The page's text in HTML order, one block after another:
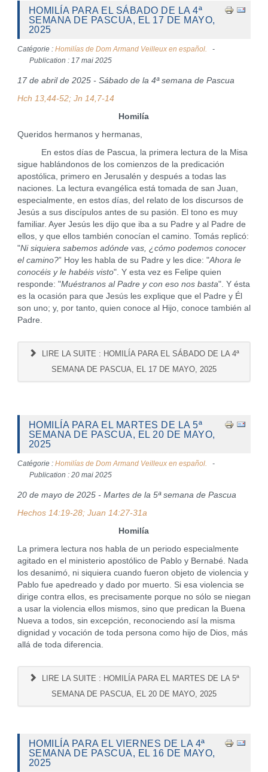
HOMILÍA PARA EL SÁBADO DE LA 4ª
SEMANA DE PASCUA, EL 17 DE MAYO,
2025
Catégorie : Homilías de Dom Armand Veilleux en español.
Publication : 17 mai 2025
17 de abril de 2025 - Sábado de la 4ª semana de Pascua
Hch 13,44-52; Jn 14,7-14
Homilía
Queridos hermanos y hermanas,
En estos días de Pascua, la primera lectura de la Misa
sigue hablándonos de los comienzos de la predicación
apostólica, primero en Jerusalén y después a todas las
naciones. La lectura evangélica está tomada de san Juan,
especialmente, en estos días, del relato de los discursos de
Jesús a sus discípulos antes de su pasión. El tono es muy
familiar. Ayer Jesús les dijo que iba a su Padre y al Padre de
ellos, y que ellos también conocían el camino. Tomás replicó:
"Ni siquiera sabemos adónde vas, ¿cómo podemos conocer
el camino?” Hoy les habla de su Padre y les dice: "Ahora le
conocéis y le habéis visto". Y esta vez es Felipe quien
responde: "Muéstranos al Padre y con eso nos basta". Y ésta
es la ocasión para que Jesús les explique que el Padre y Él
son uno; y, por tanto, quien conoce al Hijo, conoce también al
Padre.
LIRE LA SUITE : HOMILÍA PARA EL SÁBADO DE LA 4ª
SEMANA DE PASCUA, EL 17 DE MAYO, 2025
HOMILÍA PARA EL MARTES DE LA 5ª
SEMANA DE PASCUA, EL 20 DE MAYO,
2025
Catégorie : Homilías de Dom Armand Veilleux en español.
Publication : 20 mai 2025
20 de mayo de 2025 - Martes de la 5ª semana de Pascua
Hechos 14:19-28; Juan 14:27-31a
Homilía
La primera lectura nos habla de un periodo especialmente
agitado en el ministerio apostólico de Pablo y Bernabé. Nada
los desanimó, ni siquiera cuando fueron objeto de violencia y
Pablo fue apedreado y dado por muerto. Si esa violencia se
dirige contra ellos, es precisamente porque no sólo se niegan
a usar la violencia ellos mismos, sino que predican la Buena
Nueva a todos, sin excepción, reconociendo así la misma
dignidad y vocación de toda persona como hijo de Dios, más
allá de toda diferencia.
LIRE LA SUITE : HOMILÍA PARA EL MARTES DE LA 5ª
SEMANA DE PASCUA, EL 20 DE MAYO, 2025
HOMILÍA PARA EL VIERNES DE LA 4ª
SEMANA DE PASCUA, EL 16 DE MAYO,
2025